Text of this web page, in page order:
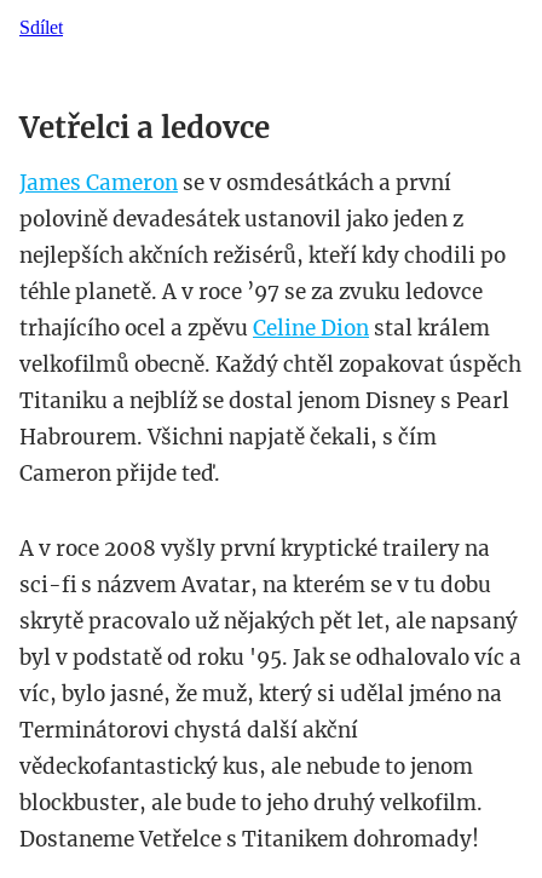
Sdílet
Vetřelci a ledovce
James Cameron se v osmdesátkách a první
polovině devadesátek ustanovil jako jeden z
nejlepších akčních režisérů, kteří kdy chodili po
téhle planetě. A v roce ’97 se za zvuku ledovce
trhajícího ocel a zpěvu Celine Dion stal králem
velkofilmů obecně. Každý chtěl zopakovat úspěch
Titaniku a nejblíž se dostal jenom Disney s Pearl
Habrourem. Všichni napjatě čekali, s čím
Cameron přijde teď.
A v roce 2008 vyšly první kryptické trailery na
sci-fi s názvem Avatar, na kterém se v tu dobu
skrytě pracovalo už nějakých pět let, ale napsaný
byl v podstatě od roku '95. Jak se odhalovalo víc a
víc, bylo jasné, že muž, který si udělal jméno na
Terminátorovi chystá další akční
vědeckofantastický kus, ale nebude to jenom
blockbuster, ale bude to jeho druhý velkofilm.
Dostaneme Vetřelce s Titanikem dohromady!